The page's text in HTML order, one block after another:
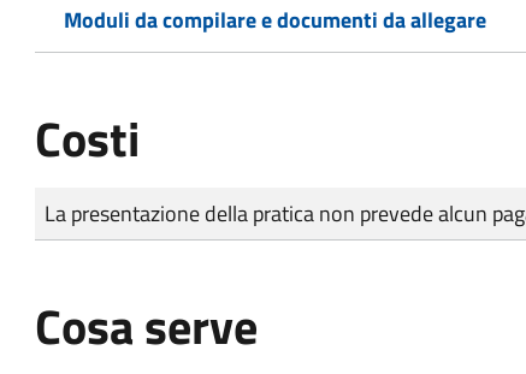
Moduli da compilare e documenti da allegare
Costi
Tipo di pagamento
Importo
La presentazione della pratica non prevede alcun
Cosa serve